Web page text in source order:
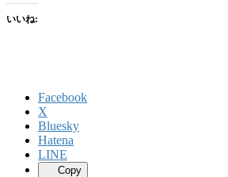
いいね:
Facebook
X
Bluesky
Hatena
LINE
Copy